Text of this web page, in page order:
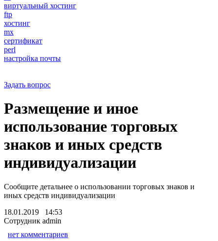
виртуальный хостинг
ftp
хостинг
mx
сертификат
perl
настройка почты
Задать вопрос
Размещение и иное
использование торговых
знаков и иных средств
индивидуализации
Сообщите детальнее о использовании торговых знаков и
иных средств индивидуализации
18.01.2019 14:53
Сотрудник admin
нет комментариев